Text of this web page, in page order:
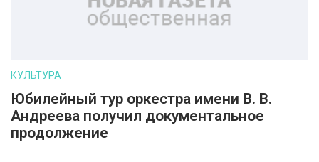
КУЛЬТУРА
Юбилейный тур оркестра имени В. В.
Андреева получил документальное
продолжение